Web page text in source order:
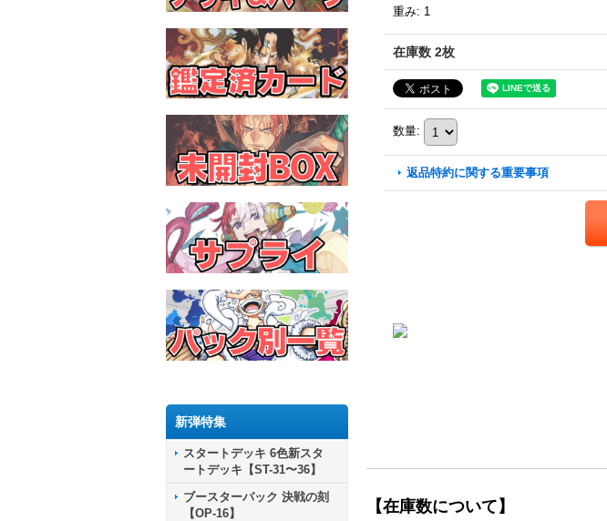
新弾特集
スタートデッキ 6色新スタ
ートデッキ【ST-31〜36】
ブースターパック 決戦の刻
【OP-16】
重み: 1
在庫数 2枚
数量:
返品特約に関する重要事項
【在庫数について】